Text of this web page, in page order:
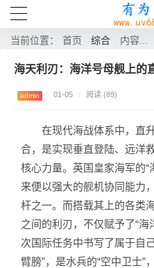
当前位置： 首页 综合 内容...
海天利刃：海洋号母舰上的
admin / 01-05 / 阅读 (89)
在现代海战体系中，直升
合，是实现垂直登陆、远洋
核心力量。英国皇家海军的“
来便以强大的舰机协同能力
杆之一。而搭载其上的各类
之间的利刃，不仅赋予了“
次国际任务中书写了属于自
臂膀”，是水兵的“空中卫士”